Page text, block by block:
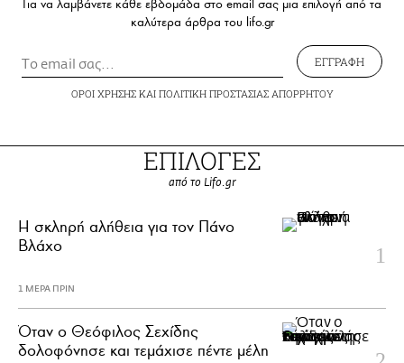
Για να λαμβάνετε κάθε εβδομάδα στο email σας μια επιλογή από τα
καλύτερα άρθρα του lifo.gr
ΕΓΓΡΑΦΗ
ΟΡΟΙ ΧΡΗΣΗΣΚΑΙ ΠΟΛΙΤΙΚΗ ΠΡΟΣΤΑΣΙΑΣ ΑΠΟΡΡΗΤΟΥ
ΕΠΙΛΟΓΕΣ
από το Lifo.gr
H σκληρή αλήθεια για τον Πάνο
Βλάχο
1 ΜΕΡΑ ΠΡΙΝ
Όταν ο Θεόφιλος Σεχίδης
δολοφόνησε και τεμάχισε πέντε μέλη